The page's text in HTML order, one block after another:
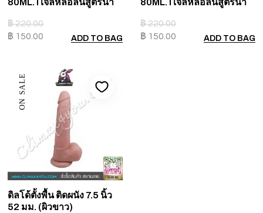
฿220.00
฿ 150.00 ADD TO BAG
฿220.00
฿ 150.00 ADD TO BAG
ON SALE
ดิลโด้ตั้งพื้น ติดผนัง 7.5 นิ้ว
52 มม. (ผิวขาว)